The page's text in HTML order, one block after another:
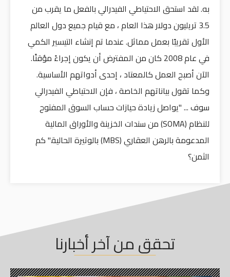
به. لقد استحق الاحتياطي الفيدرالي بالفعل ما يقرب من
3.5 تريليون دولار هذا العام ، مع قيام جميع دول العالم
الأول تقريبًا بعمل مماثل. عندما تم إنشاء التيسير الكمي
في عام 2008 كان من المفترض أن يكون إجراءً مؤقتًا.
الآن أصبح العمل كالمعتاد ، إحدى أدواتهم الأساسية.
وكما تقول بياناتهم الخاصة ، فإن الاحتياطي الفيدرالي
سوف ... "يواصل زيادة حيازات حساب السوق المفتوح
للنظام (SOMA) من سندات الخزينة والأوراق المالية
المدعومة بالرهن العقاري (MBS) بالوتيرة الحالية." كم
الثمن؟
تحقق من آخر أخبارنا